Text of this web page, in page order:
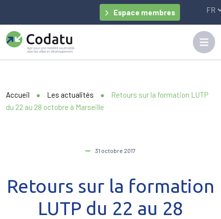
Espace membres
Accueil ● Les actualités ●
Retours sur la formation LUTP
du 22 au 28 octobre à Marseille
31 octobre 2017
Retours sur la formation
LUTP du 22 au 28
Panneau de gestion des cookies